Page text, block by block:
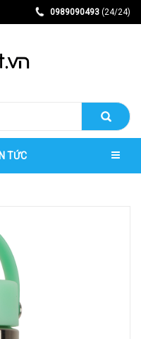
0989090493 (24/24)
TỨC